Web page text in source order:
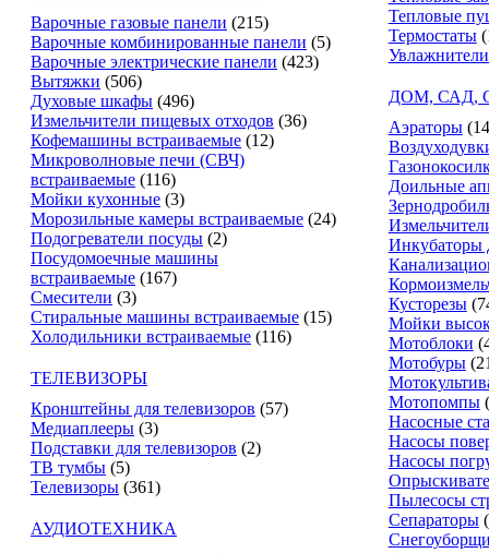
Варочные газовые панели (215)
Варочные комбинированные панели (5)
Варочные электрические панели (423)
Вытяжки (506)
Духовые шкафы (496)
Измельчители пищевых отходов (36)
Кофемашины встраиваемые (12)
Микроволновые печи (СВЧ)
встраиваемые (116)
Мойки кухонные (3)
Морозильные камеры встраиваемые (24)
Подогреватели посуды (2)
Посудомоечные машины
встраиваемые (167)
Смесители (3)
Стиральные машины встраиваемые (15)
Холодильники встраиваемые (116)
ТЕЛЕВИЗОРЫ
Кронштейны для телевизоров (57)
Медиаплееры (3)
Подставки для телевизоров (2)
ТВ тумбы (5)
Телевизоры (361)
АУДИОТЕХНИКА
Тепловые
Термостаты
ДОМ, САД,
Аэраторы
Доильные
Инкубаторы
Кусторезы
Мойки
Мотоблоки
Мотобуры
Мотопомпы
Насосные
Насосы
Насосы
Пылесосы
Сепараторы